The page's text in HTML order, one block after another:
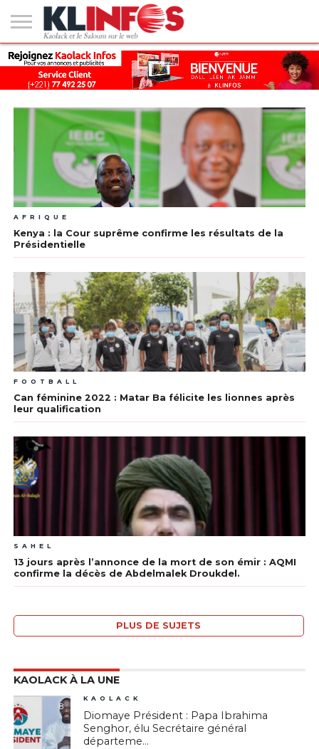
#2
(PAS
DE
TITRE)
KAOLACK
POLITIQUE
ECONOMIE
SOCIÉTÉ
CULTURE
PEOPLE
SPORT
SANTÉ
AFRIQUE
INTERNATIONAL
EMPLOI &
FORMATION
AFRIQUE
Kenya : la Cour suprême confirme les résultats de la
Présidentielle
FOOTBALL
Can féminine 2022 : Matar Ba félicite les lionnes après
leur qualification
SAHEL
13 jours après l’annonce de la mort de son émir : AQMI
confirme la décès de Abdelmalek Droukdel.
PLUS DE SUJETS
KAOLACK À LA UNE
8
KAOLACK
Diomaye Président : Papa Ibrahima
Senghor, élu Secrétaire général
départeme...